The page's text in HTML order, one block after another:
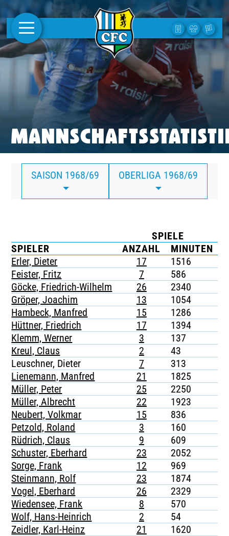
AKTUELLES
1. MANNSCHAFT
FRAUEN
CAMPUS
CLUB
CLUBMITGLIEDSCHAFT
BUSINESS
TICKETING
SAISON 1968/69 OBERLIGA 1968/69
SPIELE
SPIELER
ANZAHL MINUTEN
Erler, Dieter
17 1516
Feister, Fritz
7 586
Göcke, Friedrich-Wilhelm
26 2340
Gröper, Joachim
13 1054
Hambeck, Manfred
15 1286
Hüttner, Friedrich
17 1394
Klemm, Werner
3 137
Kreul, Claus
2 43
Leuschner, Dieter
7 313
Lienemann, Manfred
21 1825
Müller, Peter
25 2250
Müller, Albrecht
22 1923
Neubert, Volkmar
15 836
Petzold, Roland
3 160
Rüdrich, Claus
9 609
Schuster, Eberhard
23 2052
Sorge, Frank
12 969
Steinmann, Rolf
23 1874
Vogel, Eberhard
26 2329
Wiedensee, Frank
8 570
Wolf, Hans-Heinrich
2 54
Zeidler, Karl-Heinz
21 1620